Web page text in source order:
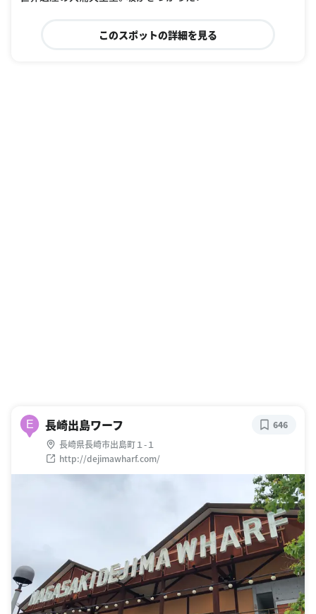
このスポットの詳細を見る
E 長崎出島ワーフ
長崎県長崎市出島町１-１
http://dejimawharf.com/
646